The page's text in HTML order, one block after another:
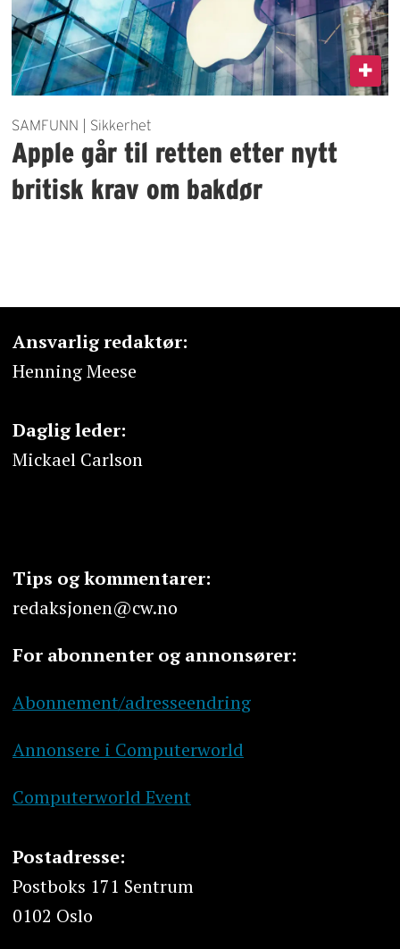
SAMFUNN | Sikkerhet
Apple går til retten etter nytt
britisk krav om bakdør
Ansvarlig redaktør:
Henning Meese
Daglig leder:
Mickael Carlson
Tips og kommentarer:
redaksjonen@cw.no
For abonnenter og annonsører:
Abonnement/adresseendring
Annonsere i Computerworld
Computerworld Event
Postadresse:
Postboks 171 Sentrum
0102 Oslo